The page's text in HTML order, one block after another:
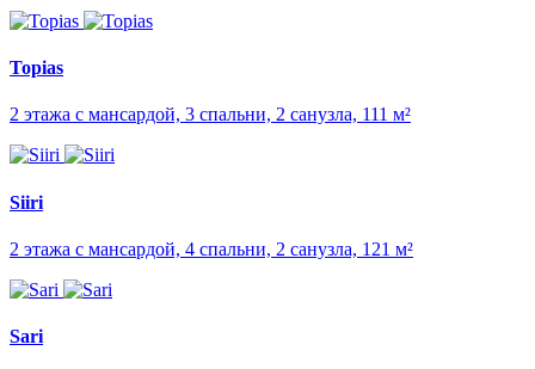
Topias
2 этажа с мансардой, 3 спальни, 2 санузла, 111 м²
Siiri
2 этажа с мансардой, 4 спальни, 2 санузла, 121 м²
Sari